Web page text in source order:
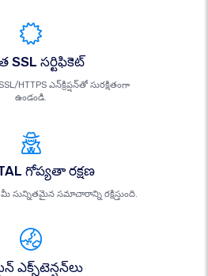
SSL సర్టిఫికెట్
HTTPS ఎన్‌క్రిప్షన్‌తో సురక్షితంగా
ఉండండి.
గోప్యతా రక్షణ
సమాచారాన్ని రక్షిస్తుంది.
ఎక్స్‌టెన్షన్‌లు